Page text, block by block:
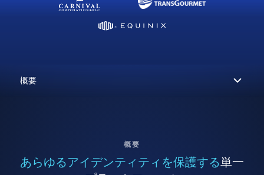
概要
あらゆるアイデンティティを保護する単一